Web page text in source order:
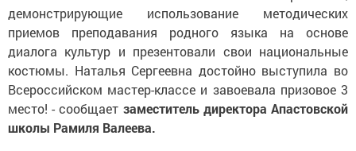
демонстрирующие использование методических
приемов преподавания родного языка на основе
диалога культур и презентовали свои национальные
костюмы. Наталья Сергеевна достойно выступила во
Всероссийском мастер-классе и завоевала призовое 3
место! - сообщает заместитель директора Апастовской
школы Рамиля Валеева.